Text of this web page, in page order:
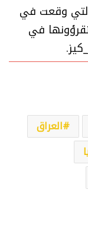
وقعت في
في
العراق